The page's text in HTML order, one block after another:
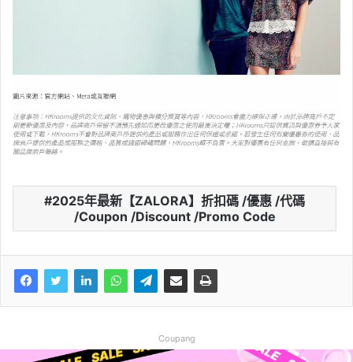
2025年最新【ZALORA】折扣碼 /優惠 /代碼
/Coupon /Discount /Promo Code
Coupang